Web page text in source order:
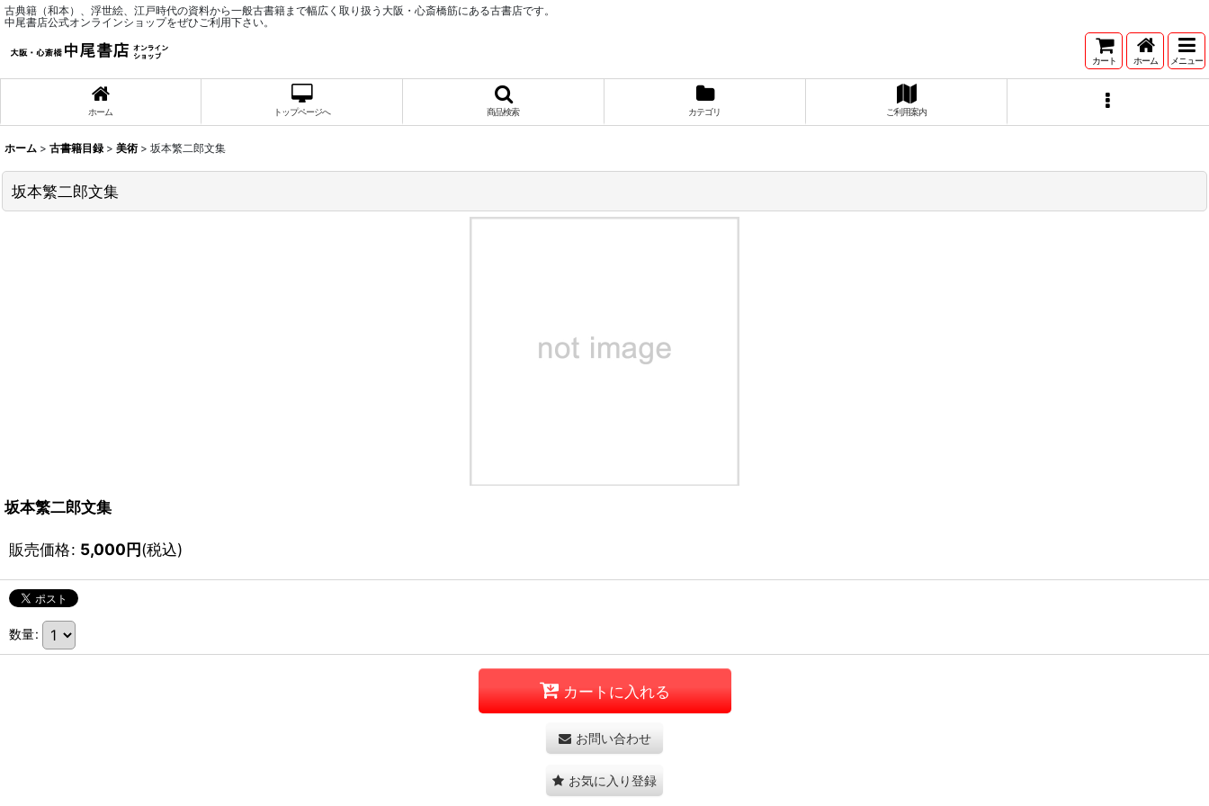
古典籍（和本）、浮世絵、江戸時代の資料から一般古書籍まで幅広く取り扱う大阪・心斎橋筋にある古書店です。
中尾書店公式オンラインショップをぜひご利用下さい。
カート ホーム メニュー
ホーム トップページへ 商品検索 カテゴリ ご利用案内
ホーム > 古書籍目録 > 美術 > 坂本繁二郎文集
坂本繁二郎文集
坂本繁二郎文集
販売価格: 5,000円(税込)
数量:
カートに入れる
お問い合わせ
お気に入り登録